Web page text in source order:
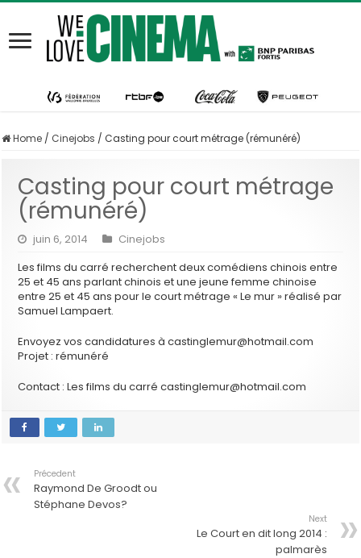
Home / Cinejobs / Casting pour court métrage (rémunéré)
Casting pour court métrage
(rémunéré)
juin 6, 2014
Cinejobs
Les films du carré recherchent deux comédiens chinois entre
25 et 45 ans parlant chinois et une jeune femme chinoise
entre 25 et 45 ans pour le court métrage « Le mur » réalisé par
Samuel Lampaert.
Envoyez vos candidatures à castinglemur@hotmail.com
Projet : rémunéré
Contact : Les films du carré castinglemur@hotmail.com
Précedent
Raymond De Groodt ou
Stéphane Devos?
Next
Le Court en dit long 2014 :
palmarès